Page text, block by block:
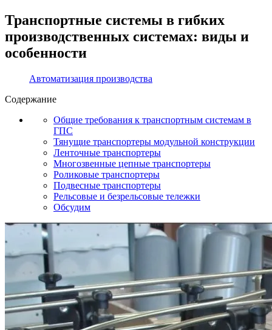
Транспортные системы в гибких
производственных системах: виды и
особенности
Автоматизация производства
Содержание
Общие требования к транспортным системам в
ГПС
Тянущие транспортеры модульной конструкции
Ленточные транспортеры
Многозвенные цепные транспортеры
Роликовые транспортеры
Подвесные транспортеры
Рельсовые и безрельсовые тележки
Обсудим